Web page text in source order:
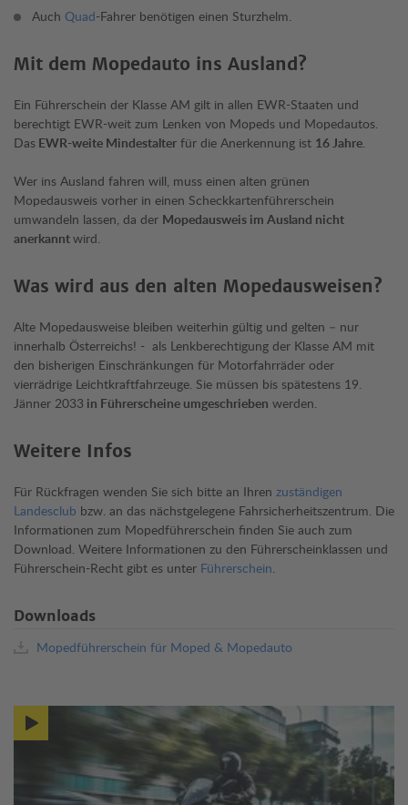
Auch Quad-Fahrer benötigen einen Sturzhelm.
Mit dem Mopedauto ins Ausland?
Ein Führerschein der Klasse AM gilt in allen EWR-Staaten und
berechtigt EWR-weit zum Lenken von Mopeds und Mopedautos.
Das EWR-weite Mindestalter für die Anerkennung ist 16 Jahre.
Wer ins Ausland fahren will, muss einen alten grünen
Mopedausweis vorher in einen Scheckkartenführerschein
umwandeln lassen, da der Mopedausweis im Ausland nicht
anerkanntwird.
Was wird aus den alten Mopedausweisen?
Alte Mopedausweise bleiben weiterhin gültig und gelten – nur
innerhalb Österreichs! - als Lenkberechtigung der Klasse AM mit
den bisherigen Einschränkungen für Motorfahrräder oder
vierrädrige Leichtkraftfahrzeuge. Sie müssen bis spätestens 19.
Jänner 2033 in Führerscheine umgeschrieben werden.
Weitere Infos
Für Rückfragen wenden Sie sich bitte an Ihren zuständigen
Landesclub bzw. an das nächstgelegene Fahrsicherheitszentrum. Die
Informationen zum Mopedführerschein finden Sie auch zum
Download. Weitere Informationen zu den Führerscheinklassen und
Führerschein-Recht gibt es unter Führerschein.
Downloads
Mopedführerschein für Moped & Mopedauto